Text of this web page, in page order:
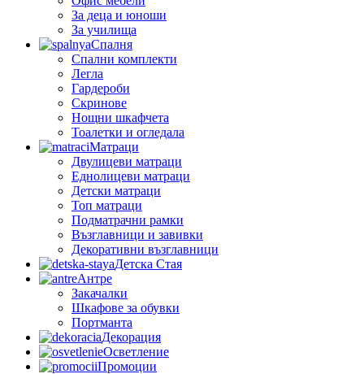
За деца и юноши
За училища
Спалня
Спални комплекти
Легла
Гардероби
Скринове
Нощни шкафчета
Тоалетки и огледала
Матраци
Двулицеви матраци
Еднолицеви матраци
Детски матраци
Топ матраци
Подматрачни рамки
Възглавници и завивки
Декоративни възглавници
Детска Стая
Антре
Закачалки
Шкафове за обувки
Портманта
Декорация
Осветление
Промоции